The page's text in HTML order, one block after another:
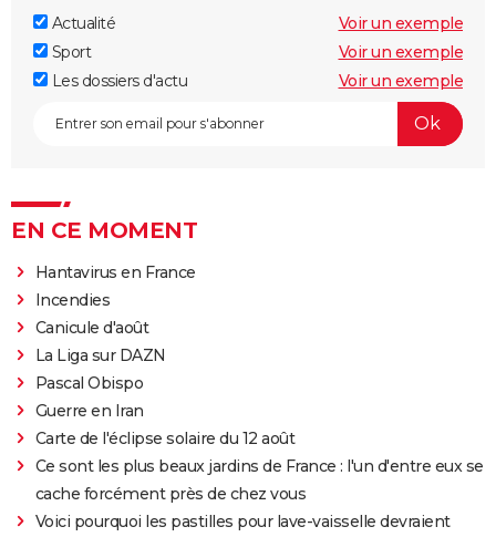
Actualité
Voir un exemple
Sport
Voir un exemple
Les dossiers d'actu
Voir un exemple
EN CE MOMENT
Hantavirus en France
Incendies
Canicule d'août
La Liga sur DAZN
Pascal Obispo
Guerre en Iran
Carte de l'éclipse solaire du 12 août
Ce sont les plus beaux jardins de France : l'un d'entre eux se
cache forcément près de chez vous
Voici pourquoi les pastilles pour lave-vaisselle devraient